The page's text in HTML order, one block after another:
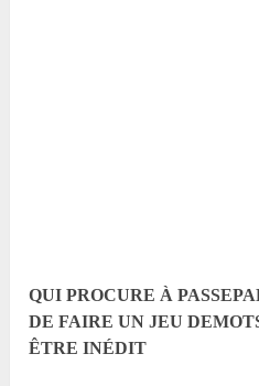
QUI PROCURE À
DE FAIRE UN JEU
ÊTRE INÉDIT